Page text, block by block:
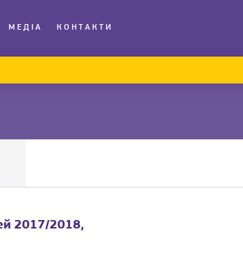
МЕДІА КОНТАКТИ
2017/2018,